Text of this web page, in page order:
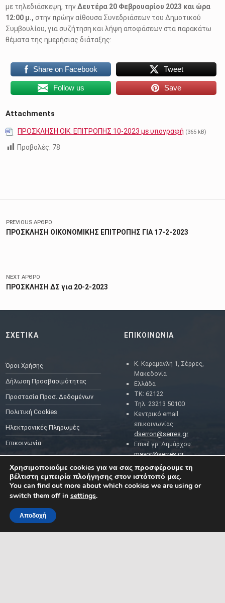
με τηλεδιάσκεψη, τηνΔευτέρα 20 Φεβρουαρίου 2023 και ώρα
12:00 μ., στην πρώην αίθουσα Συνεδριάσεων του Δημοτικού
Συμβουλίου, για συζήτηση και λήψη αποφάσεων στα παρακάτω
θέματα της ημερήσιας διάταξης:
Share on Facebook Tweet
Follow us Save
Attachments
ΠΡΟΣΚΛΗΣΗ ΟΙΚ. ΕΠΙΤΡΟΠΗΣ 10-2023 με υπογραφή (365 kB)
Προβολές: 78
Πλοήγηση άρθρων
PREVIOUS ΆΡΘΡΟ
ΠΡΟΣΚΛΗΣΗ ΟΙΚΟΝΟΜΙΚΗΣ ΕΠΙΤΡΟΠΗΣ ΓΙΑ 17-2-2023
NEXT ΆΡΘΡΟ
ΠΡΟΣΚΛΗΣΗ ΔΣ για 20-2-2023
ΣΧΕΤΙΚΑ
Όροι Χρήσης
Δήλωση Προσβασιμότητας
Προστασία Προσ. Δεδομένων
Πολιτική Cookies
Ηλεκτρονικές Πληρωμές
Επικοινωνία
ΕΠΙΚΟΙΝΩΝΙΑ
Κ. Καραμανλή 1, Σέρρες,
Μακεδονία
Ελλάδα
ΤΚ: 62122
Τηλ. 23213 50100
Κεντρικό email
επικοινωνίας:
dserron@serres.gr
Email γρ. Δημάρχου:
mayor@serres.gr
Email DPO (Υπευθύνου
Προστασίας Δεδομένων):
dpo@serres.gr
ΡΟΗ ΕΙΔΗΣΕΩΝ
ΔΗΜΟΤΗ ΚΑΙ ΤΗΣ
Χρησιμοποιούμε cookies για να σας προσφέρουμε τη
βέλτιστη εμπειρία πλοήγησης στον ιστότοπό μας.
You can find out more about which cookies we are using or
switch them off in settings.
Αποδοχή